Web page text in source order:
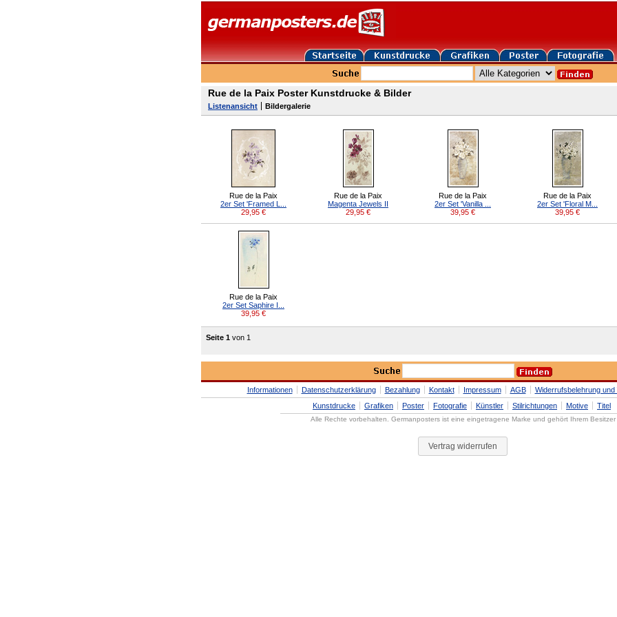
Rue de la Paix Poster Kunstdrucke & Bilder
Listenansicht Bildergalerie
Rue de la Paix
2er Set 'Framed L...
29,95 €
Rue de la Paix
Magenta Jewels II
29,95 €
Rue de la Paix
2er Set 'Vanilla ...
39,95 €
Rue de la Paix
2er Set 'Floral M...
39,95 €
Rue de la Paix
2er Set Saphire I...
39,95 €
Seite 1 von 1
Informationen Datenschutzerklärung Bezahlung Kontakt Impressum AGB
Widerrufsbelehrung
Kunstdrucke
Grafiken Poster Fotografie Künstler Stilrichtungen Motive Titel
Alle Rechte vorbehalten. Germanposters ist eine eingetragene Marke und gehört Ihrem Besitzer
Vertrag widerrufen